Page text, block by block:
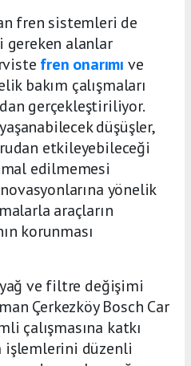
fren sistemleri de
alanlar
fren onarımı ve
bakım çalışmaları
gerçekleştiriliyor.
düşüşler,
etkileyebileceği
edilmemesi
yönelik
araçların
korunması
ve filtre değişimi
Çerkezköy Bosch Car
çalışmasına katkı
işlemlerini düzenli